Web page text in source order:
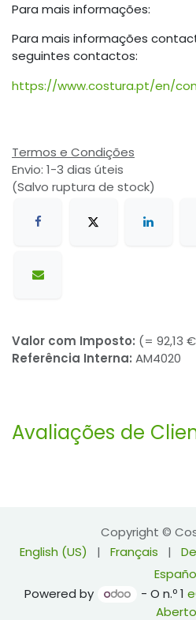
Para mais informações:
Para mais informações
seguintes contactos:
https://www.costura.pt/en/
Termos e Condições
Envio: 1-3 dias úteis
(Salvo ruptura de stock)
Valor com Imposto: (= 92,13
Referência Interna: AM4020
Avaliações de
Copyright ©
English (US)
| Français |
Powered by
- O n.º 1
Aberto